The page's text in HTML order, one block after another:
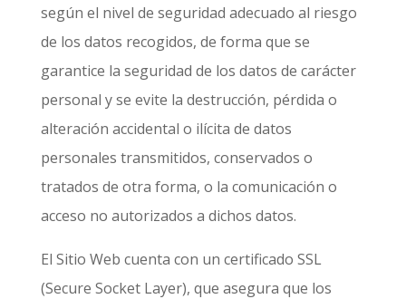
según el nivel de seguridad adecuado al riesgo
de los datos recogidos, de forma que se
garantice la seguridad de los datos de carácter
personal y se evite la destrucción, pérdida o
alteración accidental o ilícita de datos
personales transmitidos, conservados o
tratados de otra forma, o la comunicación o
acceso no autorizados a dichos datos.
El Sitio Web cuenta con un certificado SSL
(Secure Socket Layer), que asegura que los